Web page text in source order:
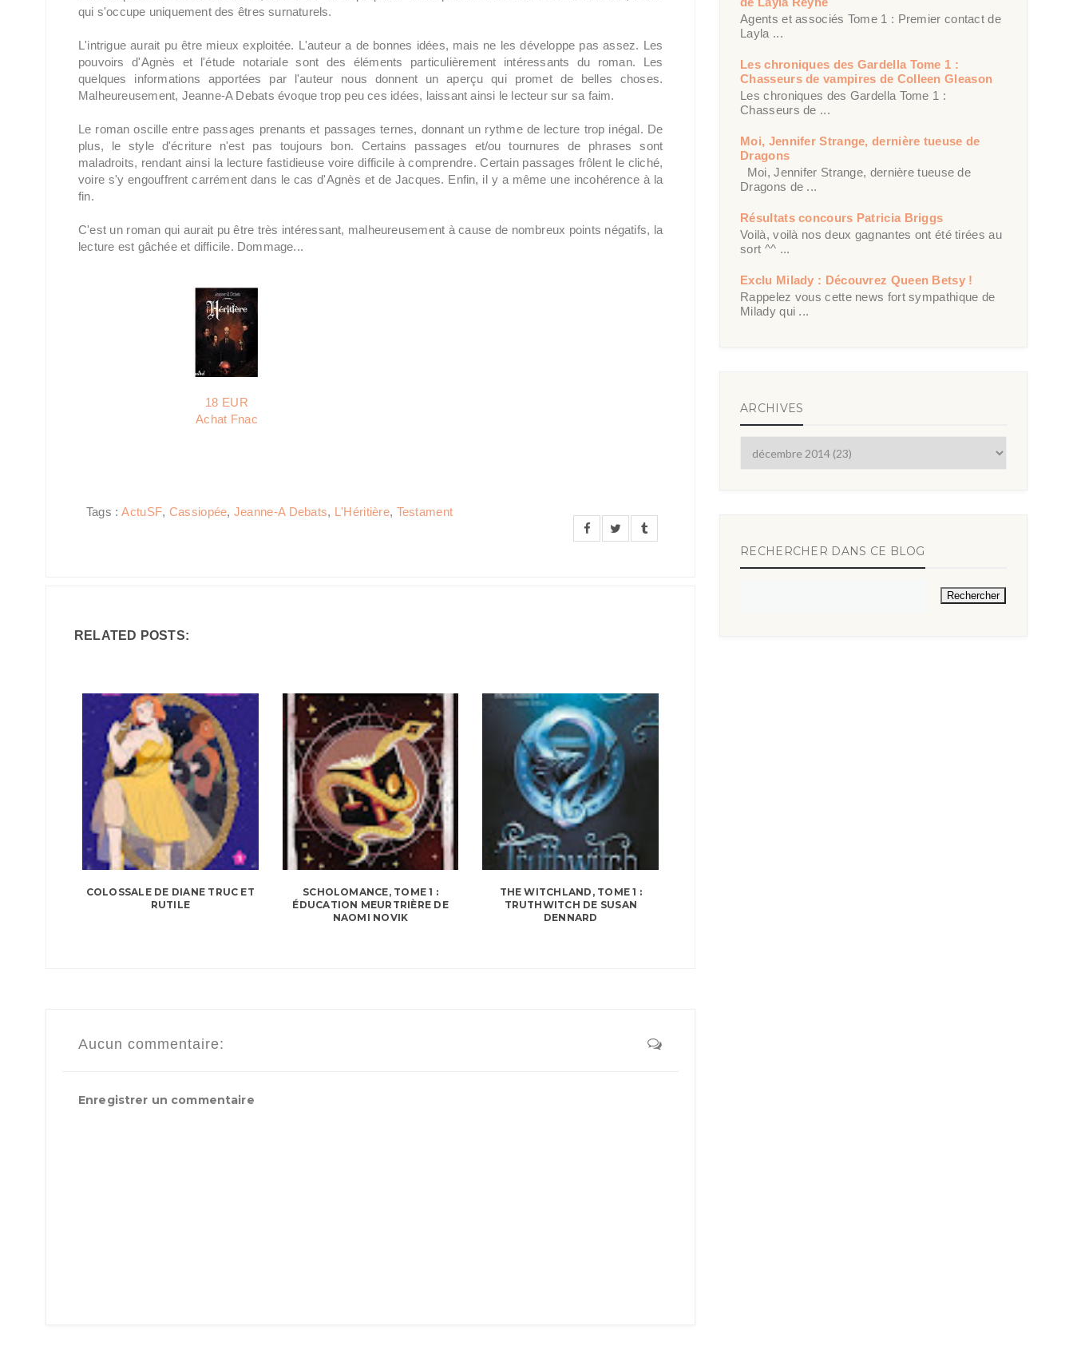
qui s'occupe uniquement des êtres surnaturels.
L'intrigue aurait pu être mieux exploitée. L'auteur a de bonnes idées, mais ne les développe pas assez. Les
pouvoirs d'Agnès et l'étude notariale sont des éléments particulièrement intéressants du roman. Les
quelques informations apportées par l'auteur nous donnent un aperçu qui promet de belles choses.
Malheureusement, Jeanne-A Debats évoque trop peu ces idées, laissant ainsi le lecteur sur sa faim.
Le roman oscille entre passages prenants et passages ternes, donnant un rythme de lecture trop inégal. De
plus, le style d'écriture n'est pas toujours bon. Certains passages et/ou tournures de phrases sont
maladroits, rendant ainsi la lecture fastidieuse voire difficile à comprendre. Certain passages frôlent le cliché,
voire s'y engouffrent carrément dans le cas d'Agnès et de Jacques. Enfin, il y a même une incohérence à la
fin.
C'est un roman qui aurait pu être très intéressant, malheureusement à cause de nombreux points négatifs, la
lecture est gâchée et difficile. Dommage...
18 EUR
Achat Fnac
Tags :ActuSF, Cassiopée, Jeanne-A Debats, L'Héritière, Testament
RELATED POSTS:
COLOSSALE DE DIANE TRUC ET
RUTILE
SCHOLOMANCE, TOME 1 :
ÉDUCATION MEURTRIÈRE DE
NAOMI NOVIK
THE WITCHLAND, TOME 1 :
TRUTHWITCH DE SUSAN
DENNARD
Aucun commentaire:
Enregistrer un commentaire
Agents et associés Tome 1 : Premier contact de
Layla ...
Les chroniques des Gardella Tome 1 :
Chasseurs de vampires de Colleen Gleason
Les chroniques des Gardella Tome 1 :
Chasseurs de ...
Moi, Jennifer Strange, dernière tueuse de
Dragons
Moi, Jennifer Strange, dernière tueuse de
Dragons de ...
Résultats concours Patricia Briggs
Voilà, voilà nos deux gagnantes ont été tirées au
sort ^^ ...
Exclu Milady : Découvrez Queen Betsy !
Rappelez vous cette news fort sympathique de
Milady qui ...
ARCHIVES
RECHERCHER DANS CE BLOG